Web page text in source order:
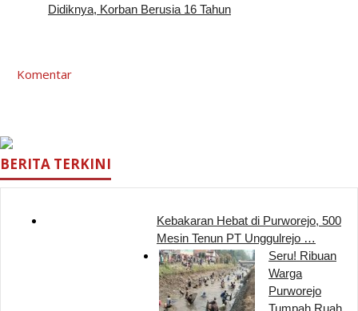
Didiknya, Korban Berusia 16 Tahun
Komentar
BERITA TERKINI
Kebakaran Hebat di Purworejo, 500
Mesin Tenun PT Unggulrejo …
Seru! Ribuan
Warga
Purworejo